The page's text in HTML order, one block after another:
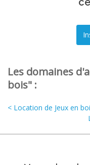
Les domaines
bois" :
< Location de Jeux en